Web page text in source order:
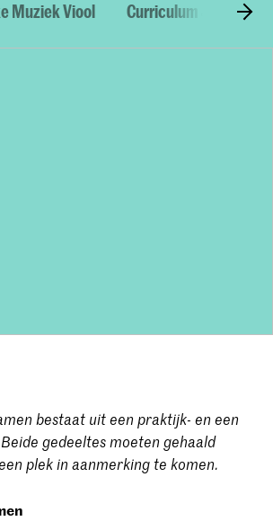
Muziek Viool Curriculum & Vakken
bestaat uit een praktijk- en een
gedeeltes moeten gehaald
plek in aanmerking te komen.